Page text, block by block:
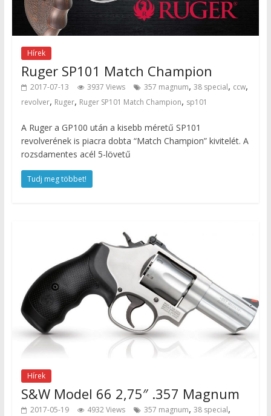
Hírek
Ruger SP101 Match Champion
2017-07-13 3937 Views 357 magnum, 38 special, ccw,
revolver, Ruger, Ruger SP101 Match Champion, sp101
A Ruger a GP100 után a kisebb méretű SP101
revolverének is piacra dobta “Match Champion” kivitelét. A
rozsdamentes acél 5-lövetű
Tudj meg többet!
Hírek
S&W Model 66 2,75″ .357 Magnum
2017-05-19 4932 Views 357 magnum, 38 special,